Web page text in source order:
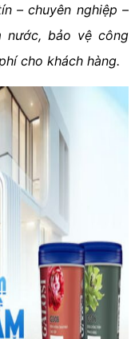
– chuyên nghiệp –
bảo vệ công
cho khách hàng.